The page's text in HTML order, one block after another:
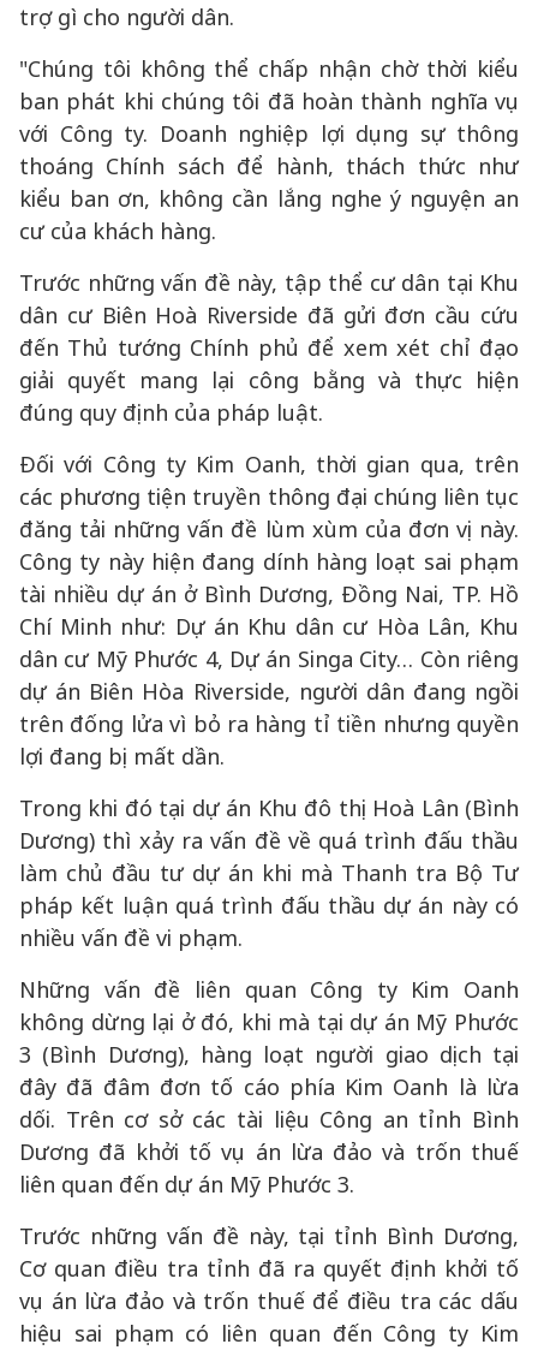
trợ gì cho người dân.
"Chúng tôi không thể chấp nhận chờ thời kiểu
ban phát khi chúng tôi đã hoàn thành nghĩa vụ
với Công ty. Doanh nghiệp lợi dụng sự thông
thoáng Chính sách để hành, thách thức như
kiểu ban ơn, không cần lắng nghe ý nguyện an
cư của khách hàng.
Trước những vấn đề này, tập thể cư dân tại Khu
dân cư Biên Hoà Riverside đã gửi đơn cầu cứu
đến Thủ tướng Chính phủ để xem xét chỉ đạo
giải quyết mang lại công bằng và thực hiện
đúng quy định của pháp luật.
Đối với Công ty Kim Oanh, thời gian qua, trên
các phương tiện truyền thông đại chúng liên tục
đăng tải những vấn đề lùm xùm của đơn vị này.
Công ty này hiện đang dính hàng loạt sai phạm
tài nhiều dự án ở Bình Dương, Đồng Nai, TP. Hồ
Chí Minh như: Dự án Khu dân cư Hòa Lân, Khu
dân cư Mỹ Phước 4, Dự án Singa City… Còn riêng
dự án Biên Hòa Riverside, người dân đang ngồi
trên đống lửa vì bỏ ra hàng tỉ tiền nhưng quyền
lợi đang bị mất dần.
Trong khi đó tại dự án Khu đô thị Hoà Lân (Bình
Dương) thì xảy ra vấn đề về quá trình đấu thầu
làm chủ đầu tư dự án khi mà Thanh tra Bộ Tư
pháp kết luận quá trình đấu thầu dự án này có
nhiều vấn đề vi phạm.
Những vấn đề liên quan Công ty Kim Oanh
không dừng lại ở đó, khi mà tại dự án Mỹ Phước
3 (Bình Dương), hàng loạt người giao dịch tại
đây đã đâm đơn tố cáo phía Kim Oanh là lừa
dối. Trên cơ sở các tài liệu Công an tỉnh Bình
Dương đã khởi tố vụ án lừa đảo và trốn thuế
liên quan đến dự án Mỹ Phước 3.
Trước những vấn đề này, tại tỉnh Bình Dương,
Cơ quan điều tra tỉnh đã ra quyết định khởi tố
vụ án lừa đảo và trốn thuế để điều tra các dấu
hiệu sai phạm có liên quan đến Công ty Kim